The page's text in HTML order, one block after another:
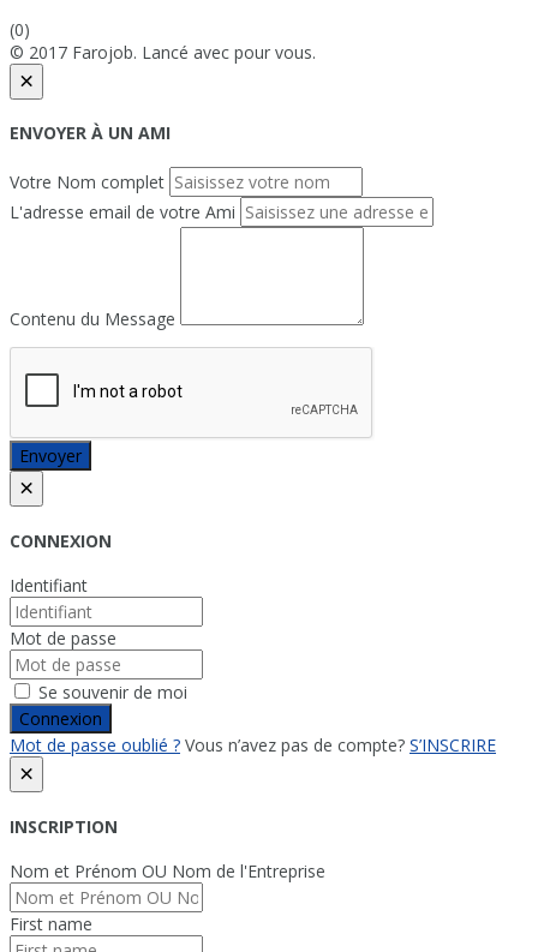
(0)
© 2017 Farojob. Lancé avec pour vous.
×
ENVOYER À UN AMI
Votre Nom complet
L'adresse email de votre Ami
Contenu du Message
Envoyer
×
CONNEXION
Identifiant
Mot de passe
Se souvenir de moi
Connexion
Mot de passe oublié ? Vous n’avez pas de compte? S’INSCRIRE
×
INSCRIPTION
Nom et Prénom OU Nom de l'Entreprise
First name